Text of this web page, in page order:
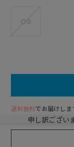
送料無料でお届けしま
申し訳ござい